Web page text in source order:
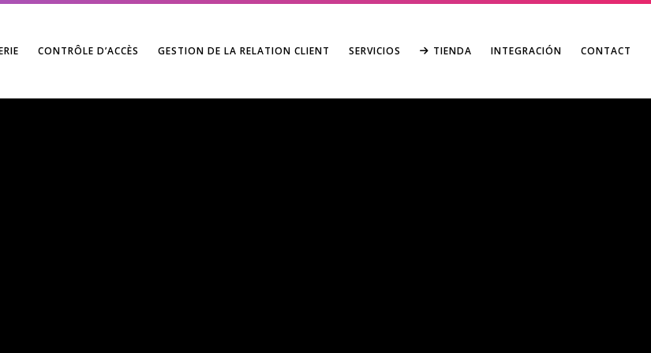
CONTRÔLE D’ACCÈS GESTION DE LA RELATION CLIENT SERVICIOS TIENDA INTEGRACIÓN CONTACT